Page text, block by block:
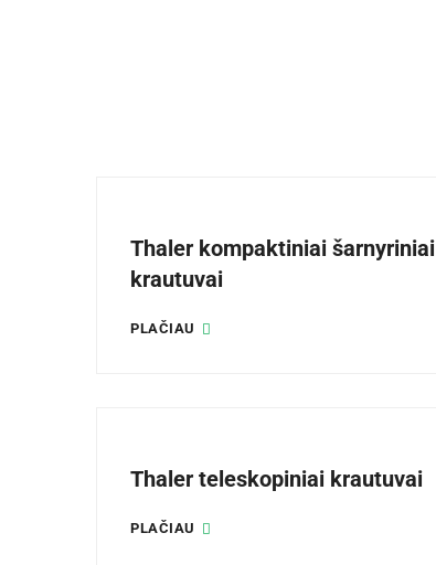
Thaler kompaktiniai šarnyriniai
krautuvai
PLAČIAU
Thaler teleskopiniai krautuvai
PLAČIAU